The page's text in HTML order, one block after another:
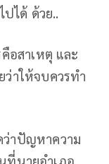
ได้ ด้วย..
อสาเหตุ และ
าให้จบควรทำ
าปัญหาความ
ที่นายอำเภอ